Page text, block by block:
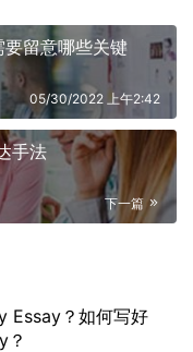
留意哪些关键
05/30/2022 上午2:42
手法
下一篇
Essay？如何写好
？